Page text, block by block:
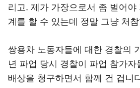
리고. 제가 가장으로서 좀 벌어야
계를 할 수 있는데 정말 그냥 처
쌍용차 노동자들에 대한 경찰의
년 파업 당시 경찰이 파업 참가자
배상을 청구하면서 함께 건 겁니